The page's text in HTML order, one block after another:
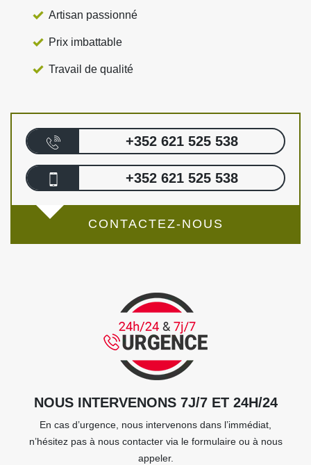
Artisan passionné
Prix imbattable
Travail de qualité
+352 621 525 538
+352 621 525 538
CONTACTEZ-NOUS
NOUS INTERVENONS 7J/7 ET 24H/24
En cas d’urgence, nous intervenons dans l’immédiat,
n’hésitez pas à nous contacter via le formulaire ou à nous
appeler.